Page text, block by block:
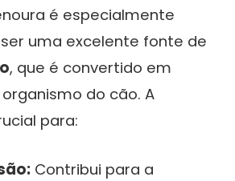
é especialmente
uma excelente fonte de
, que é convertido em
do cão. A
para:
Contribui para a